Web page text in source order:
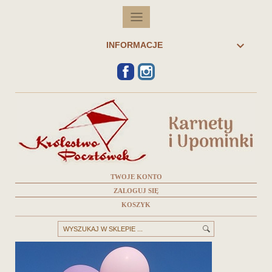
INFORMACJE 
FACEBOOK
TWOJE KONTO
ZALOGUJ SIĘ
KOSZYK